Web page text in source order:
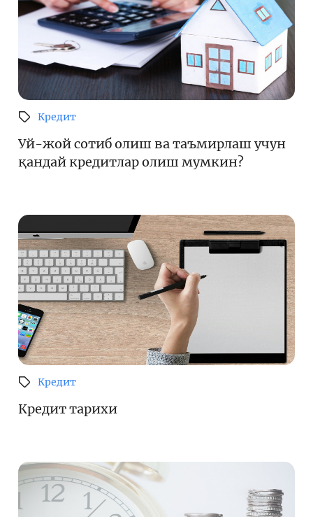
Кредит
Уй-жой сотиб олиш ва таъмирлаш учун
қандай кредитлар олиш мумкин?
Кредит
Кредит тарихи